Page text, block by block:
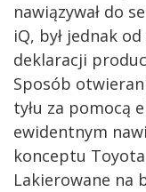
nawiązywał do
iQ, był jednak
deklaracji
Sposób
tyłu za pomocą
ewidentnym
konceptu
Lakierowane na